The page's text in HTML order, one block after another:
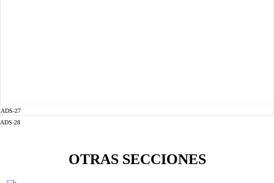
ADS-27
ADS-28
OTRAS SECCIONES